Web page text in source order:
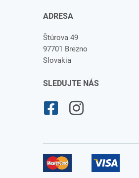
ADRESA
Štúrova 49
97701 Brezno
Slovakia
SLEDUJTE NÁS